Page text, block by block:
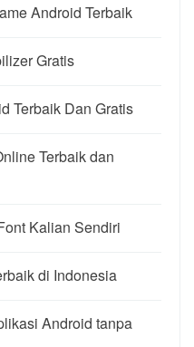
Android Terbaik
Gratis
Terbaik Dan Gratis
Terbaik dan
Kalian Sendiri
di Indonesia
Android tanpa